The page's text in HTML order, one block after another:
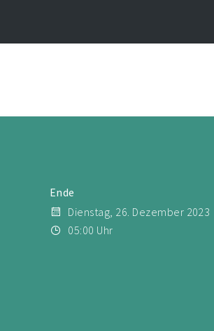
Ende
Dienstag, 26. Dezember 2023
05:00 Uhr